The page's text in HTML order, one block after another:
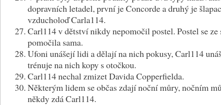
dopravních letadel, první je Concorde a druhý je
vzducholoď Carla114.
Carl114 v dětství nikdy nepomočil postel. Postel se ze
pomočila sama.
Ufoni unášejí lidi a dělají na nich pokusy, Carl114
trénuje na nich kopy s otočkou.
Carl114 nechal zmizet Davida Copperfielda.
Některým lidem se občas zdají noční můry, nočním
někdy zdá Carl114.